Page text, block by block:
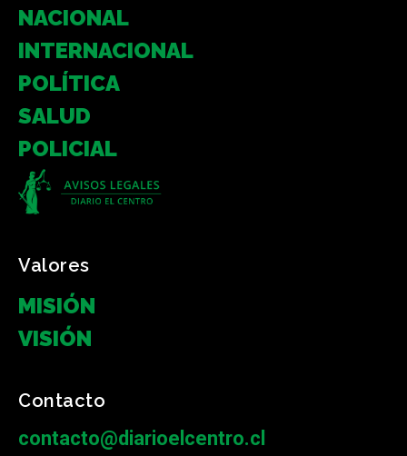
NACIONAL
INTERNACIONAL
POLÍTICA
SALUD
POLICIAL
Valores
MISIÓN
VISIÓN
Contacto
contacto@diarioelcentro.cl